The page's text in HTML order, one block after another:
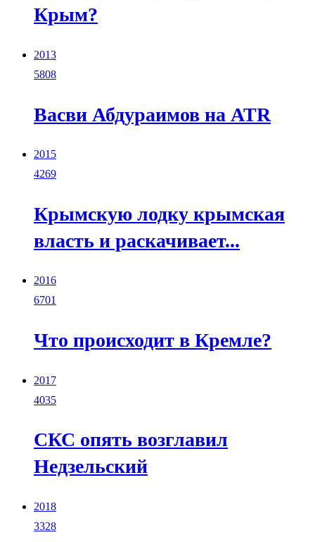
Крым?
2013
5808
Васви Абдураимов на ATR
2015
4269
Крымскую лодку крымская
власть и раскачивает...
2016
6701
Что происходит в Кремле?
2017
4035
СКС опять возглавил
Недзельский
2018
3328